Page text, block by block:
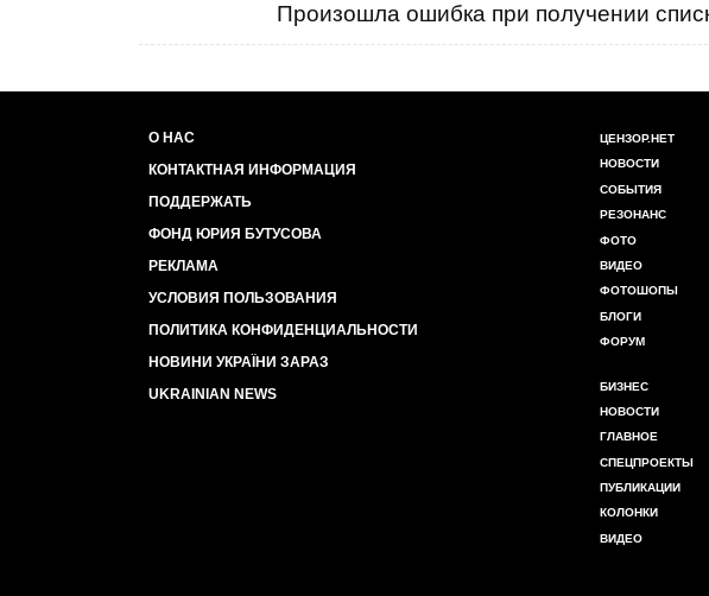
Произошла ошибка при получении
О НАС
КОНТАКТНАЯ ИНФОРМАЦИЯ
ПОДДЕРЖАТЬ
ФОНД ЮРИЯ БУТУСОВА
РЕКЛАМА
УСЛОВИЯ ПОЛЬЗОВАНИЯ
ПОЛИТИКА КОНФИДЕНЦИАЛЬНОСТИ
НОВИНИ УКРАЇНИ ЗАРАЗ
UKRAINIAN NEWS
ЦЕНЗОР.НЕТ
НОВОСТИ
СОБЫТИЯ
РЕЗОНАНС
ФОТО
ВИДЕО
ФОТОШОПЫ
БЛОГИ
ФОРУМ
БИЗНЕС
НОВОСТИ
ГЛАВНОЕ
СПЕЦПРОЕКТЫ
ПУБЛИКАЦИИ
КОЛОНКИ
ВИДЕО